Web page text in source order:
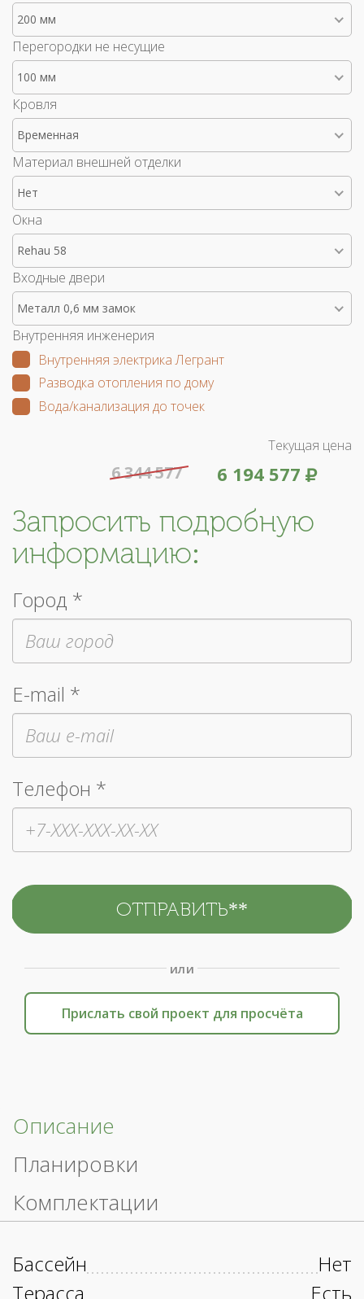
200 мм
Перегородки не несущие
100 мм
Кровля
Временная
Материал внешней отделки
Нет
Окна
Rehau 58
Входные двери
Металл 0,6 мм замок
Внутренняя инженерия
Внутренняя электрика Легрант
Разводка отопления по дому
Вода/канализация до точек
Текущая цена
6 194 577
6 344 577
Запросить подробную
информацию:
Город *
E-mail *
Телефон *
или
Прислать свой проект для просчёта
Описание
Планировки
Комплектации
Бассейн
Нет
Терасса
Есть